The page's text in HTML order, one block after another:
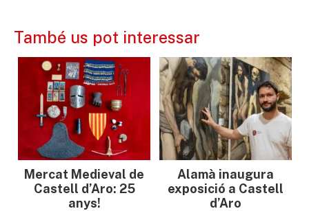
També us pot interessar
Mercat Medieval de
Castell d’Aro: 25
anys!
Alamà inaugura
exposició a Castell
d’Aro